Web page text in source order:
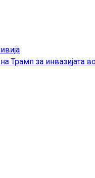
Трамп за инвазијата